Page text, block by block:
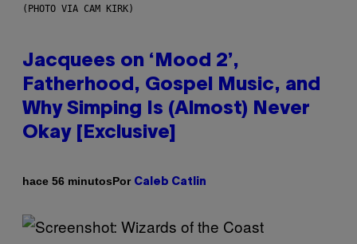
(PHOTO VIA CAM KIRK)
Jacquees on ‘Mood 2’,
Fatherhood, Gospel Music, and
Why Simping Is (Almost) Never
Okay [Exclusive]
hace 56 minutosPor Caleb Catlin